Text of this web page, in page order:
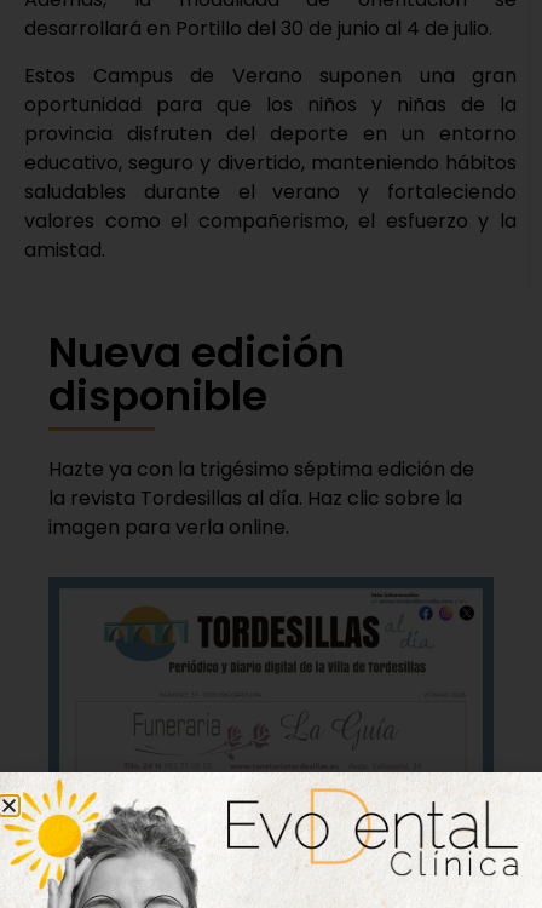
desarrollará en Portillo del 30 de junio al 4 de julio.
Estos Campus de Verano suponen una gran
oportunidad para que los niños y niñas de la
provincia disfruten del deporte en un entorno
educativo, seguro y divertido, manteniendo hábitos
saludables durante el verano y fortaleciendo
valores como el compañerismo, el esfuerzo y la
amistad.
Nueva edición
disponible
Hazte ya con la trigésimo séptima edición de
la revista Tordesillas al día. Haz clic sobre la
imagen para verla online.